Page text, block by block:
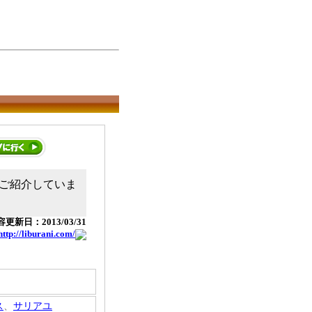
紹介していま
更新日：2013/03/31
liburani.com/
、 サリアユ